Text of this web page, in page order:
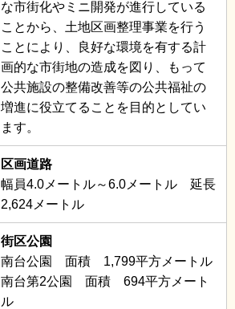
な市街化やミニ開発が進行している
ことから、土地区画整理事業を行う
ことにより、良好な環境を有する計
画的な市街地の造成を図り、もって
公共施設の整備改善等の公共福祉の
増進に役立てることを目的としてい
ます。
区画道路
幅員4.0メートル～6.0メートル 延長
2,624メートル
街区公園
南台公園 面積 1,799平方メートル
南台第2公園 面積 694平方メート
ル